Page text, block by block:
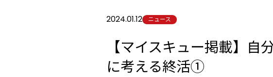
2024.01.12 ニュース
【マイスキュー掲載】
に考える終活①